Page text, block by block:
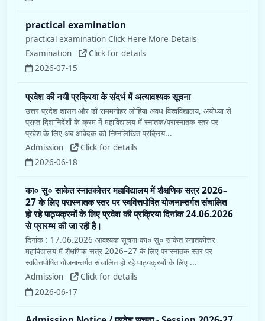
practical examination
practical examination Click Here More Details
Examination
प्रवेश की नयी प्रक्रिया के संदर्भ में अत्यावश्यक सूचना
उत्तर प्रदेश शासन और डॉ राममनोहर लोहिया अवध विश्वविद्यालय, अयोध्या से
प्राप्त दिशानिर्देशों के क्रम में महाविद्यालय में स्नातक/परास्नातक स्तर पर
प्रवेश के लिए अब आवेदक को निम्नलिखित प्रक्रिय...
Admission
का० सु० साकेत स्नातकोत्तर महाविद्यालय में शैक्षणिक सत्र 2026–
27 के लिए परास्नातक स्तर पर स्ववित्तपोषित योजनान्तर्गत संचालित
हो रहे पाठ्यक्रमों के लिए प्रवेश की प्रक्रिया दिनांक 24.06.2026
से प्रारम्भ की जा रही है।
दिनांक : 17.06.2026 आवश्यक सूचना का० सु० साकेत स्नातकोत्तर
महाविद्यालय में शैक्षणिक सत्र 2026–27 के लिए परास्नातक स्तर पर
स्ववित्तपोषित योजनान्तर्गत संचालित हो रहे पाठ्यक्रमों के लिए ...
Admission Notice / प्रवेश सूचना - Session 2026-27